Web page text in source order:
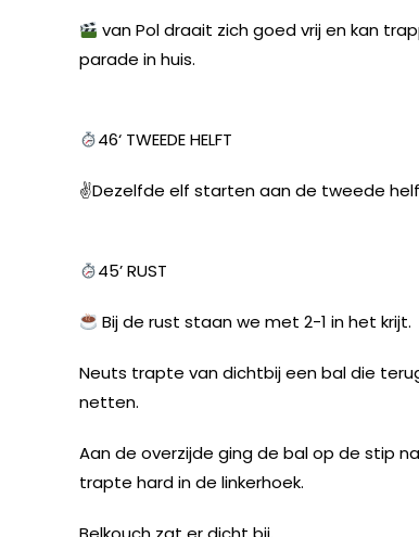
van Pol draait zich goed vrij en kan
parade in huis.
46‘ TWEEDE HELFT
✌️Dezelfde elf starten aan de tweede
45’ RUST
Bij de rust staan we met 2-1 in het krijt.
Neuts trapte van dichtbij een bal die
netten.
Aan de overzijde ging de bal op de stip
trapte hard in de linkerhoek.